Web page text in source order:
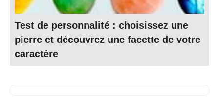
Test de personnalité : choisissez une
pierre et découvrez une facette de votre
caractère